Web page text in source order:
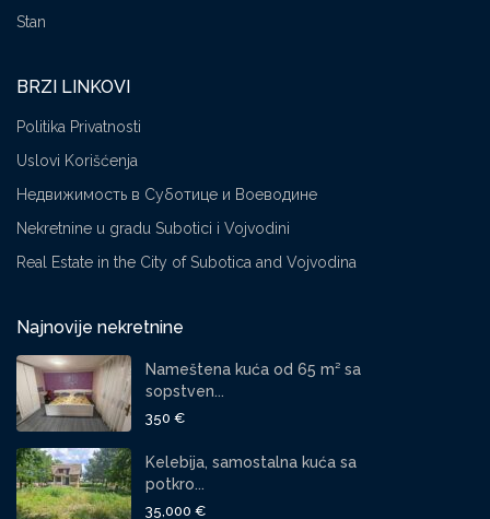
Stan
BRZI LINKOVI
Politika Privatnosti
Uslovi Korišćenja
Недвижимость в Суботице и Воеводине
Nekretnine u gradu Subotici i Vojvodini
Real Estate in the City of Subotica and Vojvodina
Najnovije nekretnine
Nameštena kuća od 65 m² sa
sopstven...
350 €
Kelebija, samostalna kuća sa
potkro...
35,000 €